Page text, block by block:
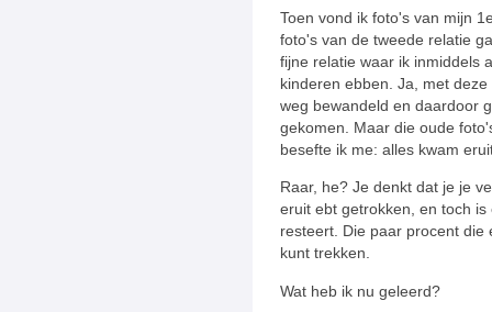
Toen vond ik foto's van mijn
foto's van de tweede relatie
fijne relatie waar ik inmiddels
kinderen ebben. Ja, met
weg bewandeld en daardoor
gekomen. Maar die oude
besefte ik me: alles kwam
Raar, he? Je denkt dat je je
eruit ebt getrokken, en toch
resteert. Die paar procent
kunt trekken.
Wat heb ik nu geleerd?